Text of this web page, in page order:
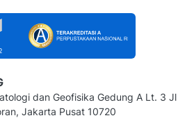
dan Geofisika Gedung A Lt. 3 Jl
Jakarta Pusat 10720